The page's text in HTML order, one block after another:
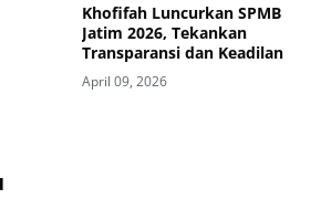
Khofifah Luncurkan SPMB
Jatim 2026, Tekankan
Transparansi dan Keadilan
April 09, 2026